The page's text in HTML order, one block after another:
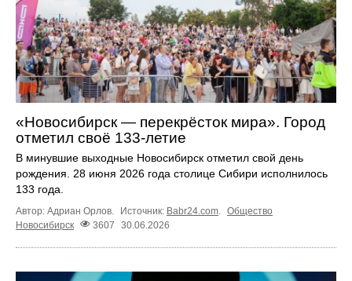
«Новосибирск — перекрёсток мира». Город
отметил своё 133-летие
В минувшие выходные Новосибирск отметил свой день
рождения. 28 июня 2026 года столице Сибири исполнилось
133 года.
Автор: Адриан Орлов. Источник: Babr24.com. Общество
Новосибирск
3607 30.06.2026